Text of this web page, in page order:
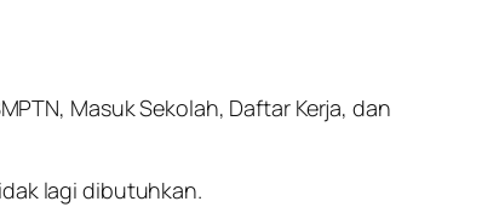
Masuk Sekolah, Daftar Kerja, dan
lagi dibutuhkan.